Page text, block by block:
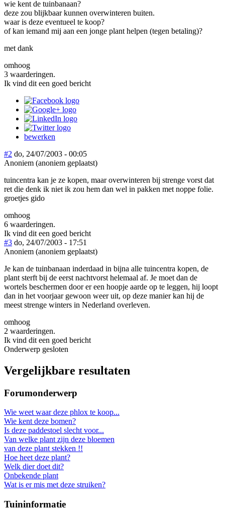
wie kent de tuinbanaan?
deze zou blijkbaar kunnen overwinteren buiten.
waar is deze eventueel te koop?
of kan iemand mij aan een jonge plant helpen (tegen betaling)?
met dank
omhoog
3 waarderingen.
Ik vind dit een goed bericht
bewerken
#2 do, 24/07/2003 - 00:05
Anoniem (anoniem geplaatst)
tuincentra kan je ze kopen, maar overwinteren bij strenge vorst dat
ret die denk ik niet ik zou hem dan wel in pakken met noppe folie.
groetjes gido
omhoog
6 waarderingen.
Ik vind dit een goed bericht
#3 do, 24/07/2003 - 17:51
Anoniem (anoniem geplaatst)
Je kan de tuinbanaan inderdaad in bijna alle tuincentra kopen, de
plant sterft bij de eerst nachtvorst helemaal af. Je moet dan de
wortels beschermen door er een hoopje aarde op te leggen, hij loopt
dan in het voorjaar gewoon weer uit, op deze manier kan hij de
meest strenge winters in Nederland overleven.
omhoog
2 waarderingen.
Ik vind dit een goed bericht
Onderwerp gesloten
Vergelijkbare resultaten
Forumonderwerp
Wie weet waar deze phlox te koop...
Wie kent deze bomen?
Is deze paddestoel slecht voor...
Van welke plant zijn deze bloemen
van deze plant stekken !!
Hoe heet deze plant?
Welk dier doet dit?
Onbekende plant
Wat is er mis met deze struiken?
Tuininformatie